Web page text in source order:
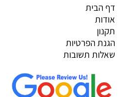
דף הבית
אודות
תקנון
הגנת הפרטיות
שאלות תשובות